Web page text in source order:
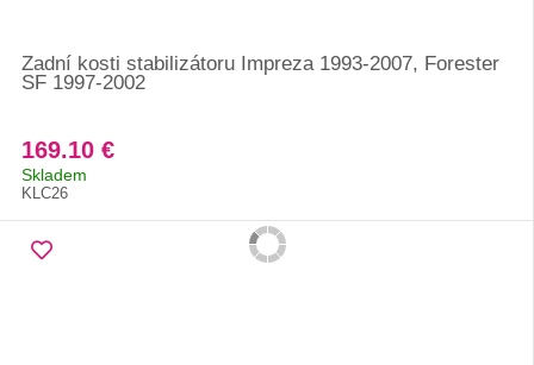
Zadní kosti stabilizátoru Impreza 1993-2007, Forester
SF 1997-2002
169.10 €
Skladem
KLC26